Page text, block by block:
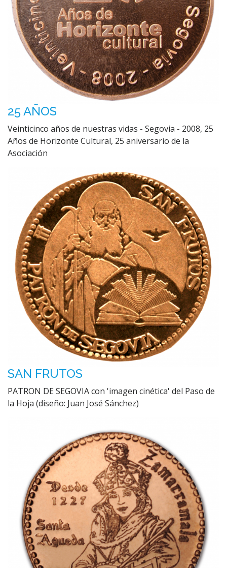
25 AÑOS
Veinticinco años de nuestras vidas - Segovia - 2008, 25
Años de Horizonte Cultural, 25 aniversario de la
Asociación
SAN FRUTOS
PATRON DE SEGOVIA con 'imagen cinética' del Paso de
la Hoja (diseño: Juan José Sánchez)